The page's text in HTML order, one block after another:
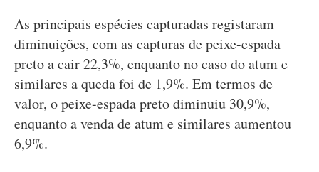
As principais espécies capturadas registaram
diminuições, com as capturas de peixe-espada
preto a cair 22,3%, enquanto no caso do atum e
similares a queda foi de 1,9%. Em termos de
valor, o peixe-espada preto diminuiu 30,9%,
enquanto a venda de atum e similares aumentou
6,9%.